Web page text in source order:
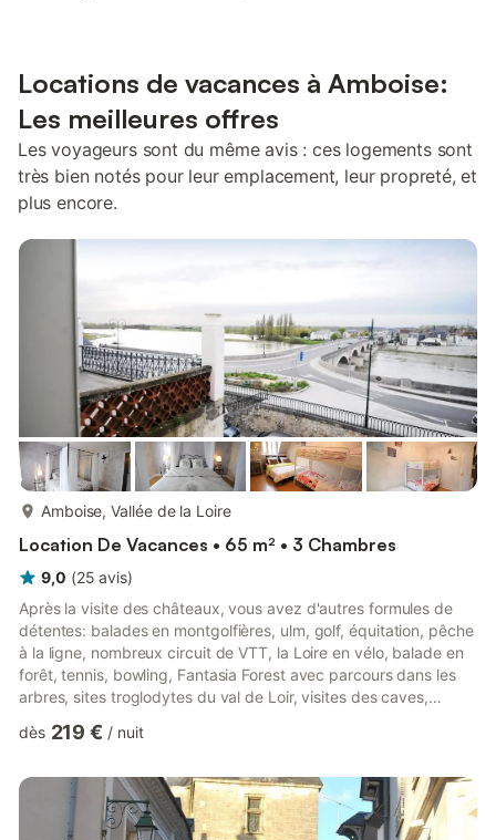
Locations de vacances à Amboise:
Les meilleures offres
Les voyageurs sont du même avis : ces logements sont
très bien notés pour leur emplacement, leur propreté, et
plus encore.
Amboise, Vallée de la Loire
Location De Vacances • 65 m² • 3 Chambres
9,0 (25 avis)
Après la visite des châteaux, vous avez d'autres formules de
détentes: balades en montgolfières, ulm, golf, équitation, pêche
à la ligne, nombreux circuit de VTT, la Loire en vélo, balade en
forêt, tennis, bowling, Fantasia Forest avec parcours dans les
arbres, sites troglodytes du val de Loir, visites des caves,
les minis châteaux, l'aquarium de Touraine, la maison de
château de Burry.
dès 219 € / nuit